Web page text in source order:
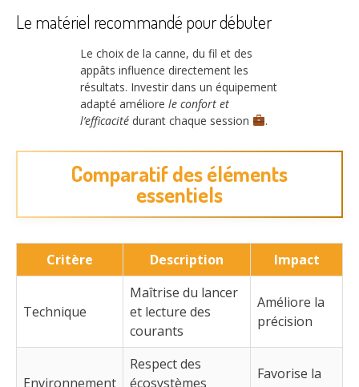
Le matériel recommandé pour débuter
Le choix de la canne, du fil et des
appâts influence directement les
résultats. Investir dans un équipement
adapté améliore le confort et
l’efficacité durant chaque session .
Comparatif des éléments
essentiels
Critère Description Impact
Technique
Maîtrise du lancer
et lecture des
courants
Améliore la
précision
Environnement
Respect des
écosystèmes
Favorise la